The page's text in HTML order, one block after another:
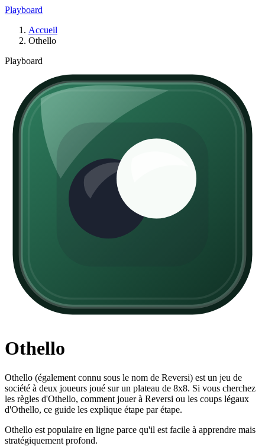
Playboard
Accueil
Othello
Playboard
Othello
Othello (également connu sous le nom de Reversi) est un jeu de
société à deux joueurs joué sur un plateau de 8x8. Si vous cherchez
les règles d'Othello, comment jouer à Reversi ou les coups légaux
d'Othello, ce guide les explique étape par étape.
Othello est populaire en ligne parce qu'il est facile à apprendre mais
stratégiquement profond.